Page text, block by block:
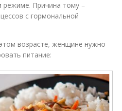
Причина тому –
с гормональной
возрасте, женщине нужно
питание: